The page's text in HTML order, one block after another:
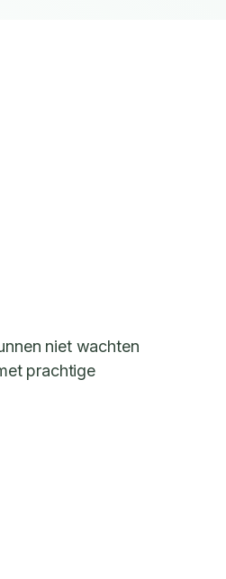
niet wachten
prachtige